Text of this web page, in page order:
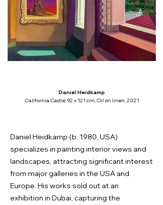
Daniel Heidkamp
California Castle, 92 x 121 cm, Oil on linen, 2021
Daniel Heidkamp (b. 1980, USA)
specializes in painting interior views and
landscapes, attracting significant interest
from major galleries in the USA and
Europe. His works sold out at an
exhibition in Dubai, capturing the